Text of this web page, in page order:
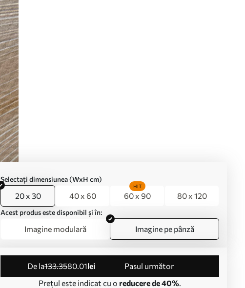
Selectați dimensiunea (WxH cm)
20 x 30 40 x 60 60 x 90
HIT
80 x 120
Acest produs este disponibil și în:
Imagine modulară Imagine pe pânză
de la133.3580.01lei
Pasul următor
Prețul este indicat cu o reducere de 40%.